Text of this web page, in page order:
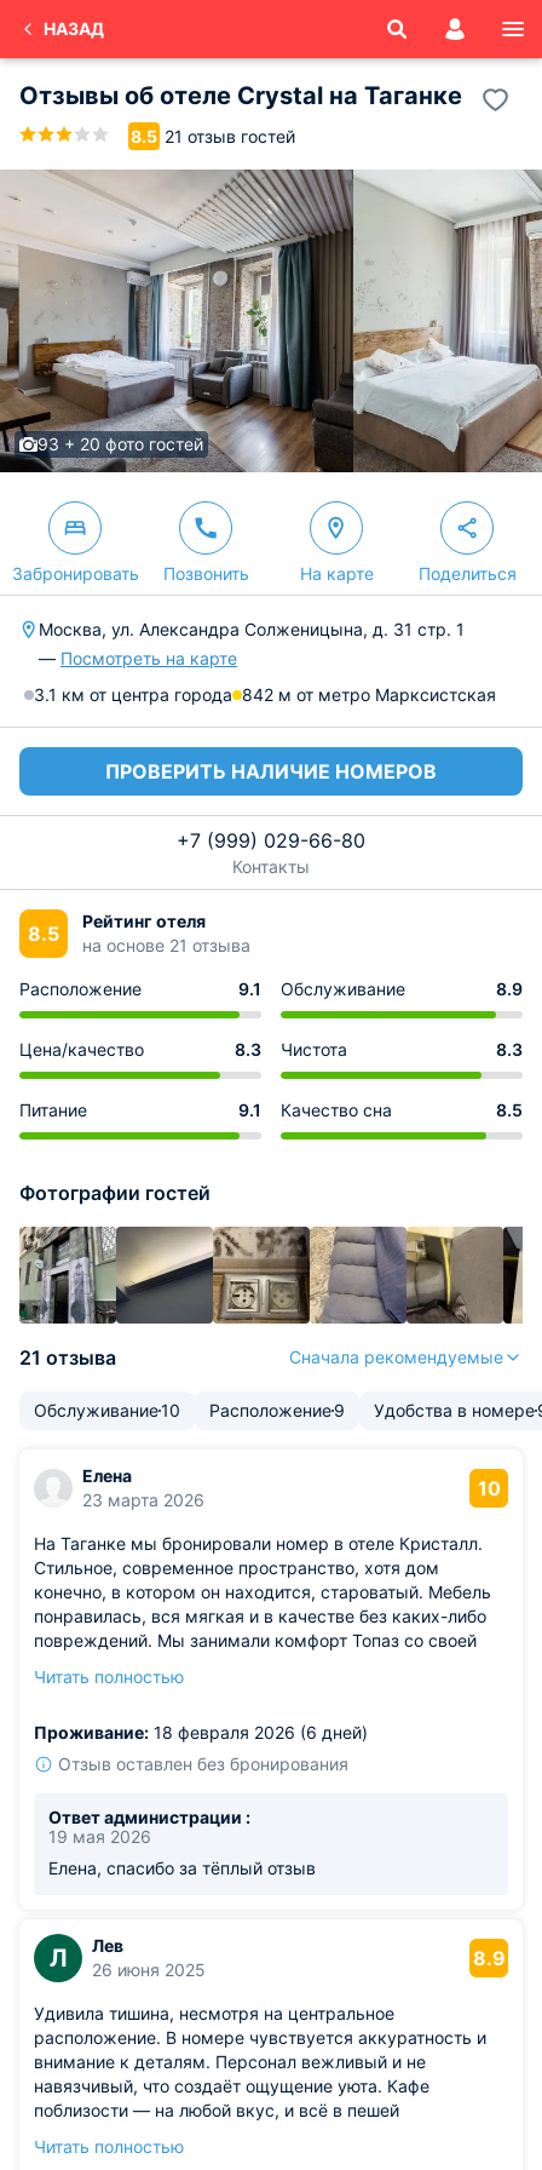
НАЗАД
Отзывы об отеле Crystal на Таганке
8.5 21 отзыв гостей
93 + 20 фото гостей
Забронировать Позвонить На карте Поделиться
Москва, ул. Александра Солженицына, д. 31 стр. 1
— Посмотреть на карте
3.1 км от центра города 842 м от метро Марксистская
ПРОВЕРИТЬ НАЛИЧИЕ НОМЕРОВ
+7 (999) 029-66-80
Контакты
8.5
Рейтинг отеля
на основе 21 отзыва
Расположение 9.1 Обслуживание 8.9
Цена/качество 8.3 Чистота 8.3
Питание 9.1 Качество сна 8.5
Фотографии гостей
21 отзыва Сначала рекомендуемые
Обслуживание10 Расположение9 Удобства в номере
Елена
23 марта 2026
10
На Таганке мы бронировали номер в отеле Кристалл.
Стильное, современное пространство, хотя дом
конечно, в котором он находится, староватый. Мебель
понравилась, вся мягкая и в качестве без каких-либо
повреждений. Мы занимали комфорт Топаз со своей
Москвы отсюда можно дойти даже пешком и по пути
достопримечательностей интересных объектов.
Читать полностью
Проживание: 18 февраля 2026 (6 дней)
Отзыв оставлен без бронирования
Ответ администрации :
19 мая 2026
Елена, спасибо за тёплый отзыв
Л
Лев
26 июня 2025
8.9
Удивила тишина, несмотря на центральное
расположение. В номере чувствуется аккуратность и
внимание к деталям. Персонал вежливый и не
навязчивый, что создаёт ощущение уюта. Кафе
поблизости — на любой вкус, и всё в пешей
заселения, без лишней волокиты. Материалы в отделке
Читать полностью